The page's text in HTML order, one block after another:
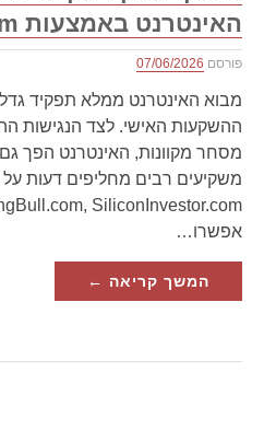
האינטרנט באמצעות RagingBull.com
פורסם 07/06/2026
מבוא האינטרנט ממלא תפקיד גדל
ההשקעות האישי. לצד הנגישות
מסחר מקוונות, האינטרנט הפך
משקיעים רבים מחליפים דעות על
אפשרו…
המשך קריאה ←